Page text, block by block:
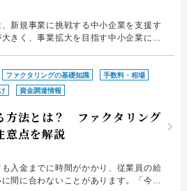
新規事業に挑戦する中小企業を支援す
きく、事業拡大を目指す中小企業にと
とも考えられます。 そこで検討した
。中小企業新事業進出補助金でつ...
ファクタリングの基礎知識
手数料・相場
資金調達情報
方法とは？ ファクタリング
意点を解説
入金までに時間がかかり、従業員の給
間に合わないことがあります。「今日